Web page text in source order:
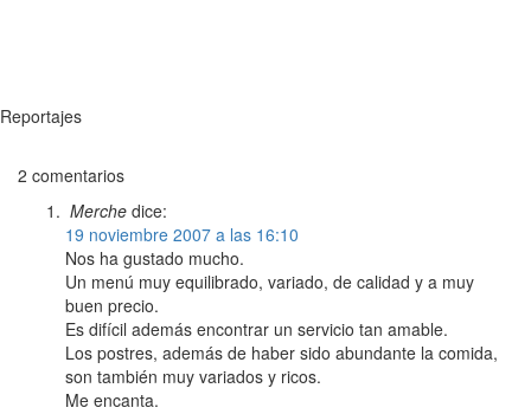
Reportajes
2 comentarios
Merche dice:
19 noviembre 2007 a las 16:10
Nos ha gustado mucho.
Un menú muy equilibrado, variado, de calidad y a muy
buen precio.
Es difícil además encontrar un servicio tan amable.
Los postres, además de haber sido abundante la comida,
son también muy variados y ricos.
Me encanta.